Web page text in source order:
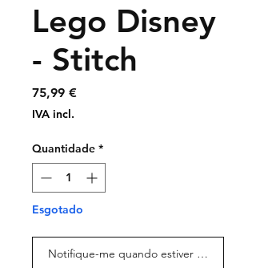
Lego Disney
- Stitch
75,99 €Preço
IVA incl.
Quantidade *
Esgotado
Notifique-me quando estiver disponível